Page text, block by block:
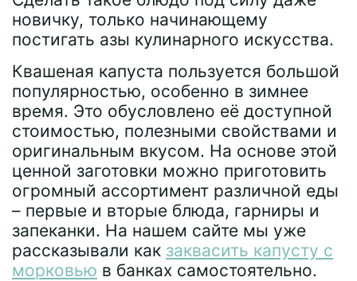
новичку, только начинающему
постигать азы кулинарного искусства.
Квашеная капуста пользуется большой
популярностью, особенно в зимнее
время. Это обусловлено её доступной
стоимостью, полезными свойствами и
оригинальным вкусом. На основе этой
ценной заготовки можно приготовить
огромный ассортимент различной еды
– первые и вторые блюда, гарниры и
запеканки. На нашем сайте мы уже
рассказывали как заквасить капусту с
морковью в банках самостоятельно.